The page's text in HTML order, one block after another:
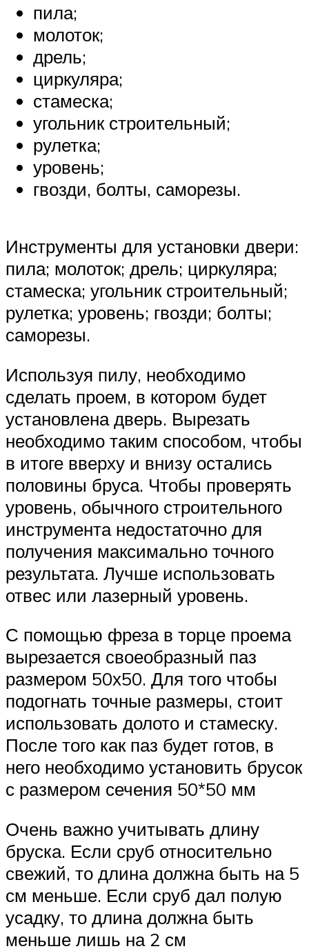
пила;
молоток;
дрель;
циркуляра;
стамеска;
угольник строительный;
рулетка;
уровень;
гвозди, болты, саморезы.
Инструменты для установки двери:
пила; молоток; дрель; циркуляра;
стамеска; угольник строительный;
рулетка; уровень; гвозди; болты;
саморезы.
Используя пилу, необходимо
сделать проем, в котором будет
установлена дверь. Вырезать
необходимо таким способом, чтобы
в итоге вверху и внизу остались
половины бруса. Чтобы проверять
уровень, обычного строительного
инструмента недостаточно для
получения максимально точного
результата. Лучше использовать
отвес или лазерный уровень.
С помощью фреза в торце проема
вырезается своеобразный паз
размером 50х50. Для того чтобы
подогнать точные размеры, стоит
использовать долото и стамеску.
После того как паз будет готов, в
него необходимо установить брусок
с размером сечения 50*50 мм
Очень важно учитывать длину
бруска. Если сруб относительно
свежий, то длина должна быть на 5
см меньше. Если сруб дал полую
усадку, то длина должна быть
меньше лишь на 2 см